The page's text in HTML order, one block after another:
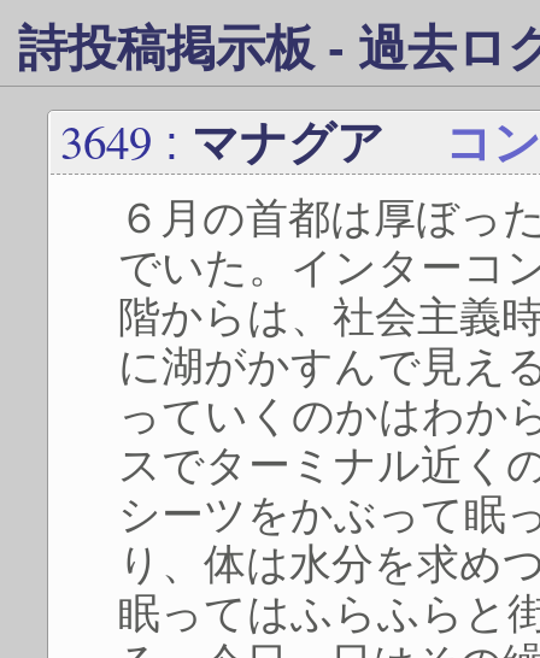
詩投稿掲示板 - 過去ロ
3649 : マナグア コ
６月の首都は厚ぼっ
でいた。インターコ
階からは、社会主義
に湖がかすんで見え
っていくのかはわか
スでターミナル近く
シーツをかぶって眠
り、体は水分を求め
眠ってはふらふらと